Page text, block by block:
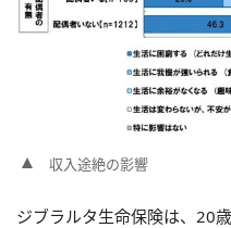
収入途絶の影響
ジブラルタ生命保険は、20